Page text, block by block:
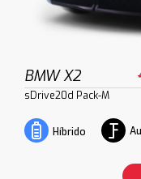
BMW X2
sDrive20d Pack-M
Híbrido